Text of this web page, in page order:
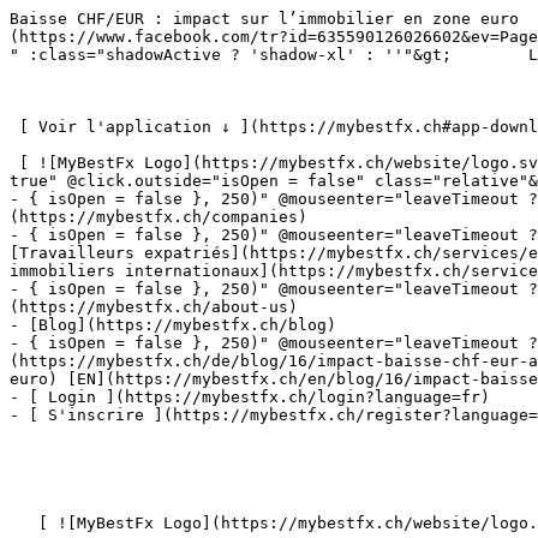
Baisse CHF/EUR : impact sur l’immobilier en zone euro                       ![](https://www.facebook.com/tr?id=652953884179113&ev=PageView&noscript=1)  ![](https://www.facebook.com/tr?id=635590126026602&ev=PageView&noscript=1)     4" class="bg-white fixed w-full z-30 lg:overflow-y-visible transition-shadow duration-300 " :class="shadowActive ? 'shadow-xl' : ''"&gt;        L'application mobile MyBestFX est disponible. Simple, fiable, avec des taux imbattables.

 

 [ Voir l'application ↓ ](https://mybestfx.ch#app-download-section) 

 [ ![MyBestFx Logo](https://mybestfx.ch/website/logo.svg) ](https://mybestfx.ch)- { isOpen = false }, 250)" @mouseenter="leaveTimeout ? clearTimeout(leaveTimeout) : true" @click.outside="isOpen = false" class="relative"&gt;  [ Individuals ](https://mybestfx.ch/individuals)
- { isOpen = false }, 250)" @mouseenter="leaveTimeout ? clearTimeout(leaveTimeout) : true" @click.outside="isOpen = false" class="relative"&gt;  [ Entreprises ](https://mybestfx.ch/companies)
- { isOpen = false }, 250)" @mouseenter="leaveTimeout ? clearTimeout(leaveTimeout) : true" @click.outside="isOpen = false" class="relative"&gt;   Services      [Travailleurs expatriés](https://mybestfx.ch/services/expatriate-workers) [Services transfrontaliers](https://mybestfx.ch/services/cross-border-services) [Paiements immobiliers internationaux](https://mybestfx.ch/services/international-property-payments) [Fix &amp; Collect](https://mybestfx.ch/services/fix-and-collect)
- { isOpen = false }, 250)" @mouseenter="leaveTimeout ? clearTimeout(leaveTimeout) : true" @click.outside="isOpen = false" class="relative"&gt;  [ À propos de nous ](https://mybestfx.ch/about-us)
- [Blog](https://mybestfx.ch/blog)
- { isOpen = false }, 250)" @mouseenter="leaveTimeout ? clearTimeout(leaveTimeout) : true" @click.outside="isOpen = false" class="relative"&gt;   FR      [DE](https://mybestfx.ch/de/blog/16/impact-baisse-chf-eur-achat-immobilier-zone-euro) [IT](https://mybestfx.ch/it/blog/16/impact-baisse-chf-eur-achat-immobilier-zone-euro) [EN](https://mybestfx.ch/en/blog/16/impact-baisse-chf-eur-achat-immobilier-zone-euro)
- [ Login ](https://mybestfx.ch/login?language=fr)
- [ S'inscrire ](https://mybestfx.ch/register?language=fr)
 
 

 

   [ ![MyBestFx Logo](https://mybestfx.ch/website/logo.svg) ](https://mybestfx.ch) 

 [FR](https://mybestfx.ch/blog/16/impact-baisse-chf-eur-achat-immobilier-zone-euro) [DE](https://mybestfx.ch/de/blog/16/impact-baisse-chf-eur-achat-immobilier-zone-euro) [IT](https://mybestfx.ch/it/blog/16/impact-baisse-chf-eur-achat-immobilier-zone-euro) [EN](https://mybestfx.ch/en/blog/16/impact-baisse-chf-eur-achat-immobilier-zone-euro) 

 [ Individuals ](https://mybestfx.ch/individuals) 

 [ Entreprises ](https://mybestfx.ch/companies) 

 

 Services 

 [ Travailleurs expatriés ](https://mybestfx.ch/services/expatriate-workers) 

 [ Services transfrontaliers ](https://mybestfx.ch/services/cross-border-services) 

 [ Paiements immobiliers internationaux ](https://mybestfx.ch/services/international-property-payments) 

 [ Fix &amp; Collect ](https://mybestfx.ch/services/fix-and-collect) 

 

 

 [ À propos de nous ](https://mybestfx.ch/about-us) 

 [ Service clients ](https://mybestfx.ch/customer-service) 

 [ Mentions légales ](https://mybestfx.ch/privacy-policy) 

 [ Conditions d'utilisation ](https://mybestfx.ch/terms-conditions) 

 [ Politique de protection des données ](https://mybestfx.ch/confidential-policy) 

 [ FAQ ](https://mybestfx.ch/faq)